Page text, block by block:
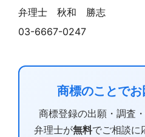
弁理士 秋和 勝志
03-6667-0247
商標のことでお
商標登録の出願・調査
弁理士が無料でご相談に